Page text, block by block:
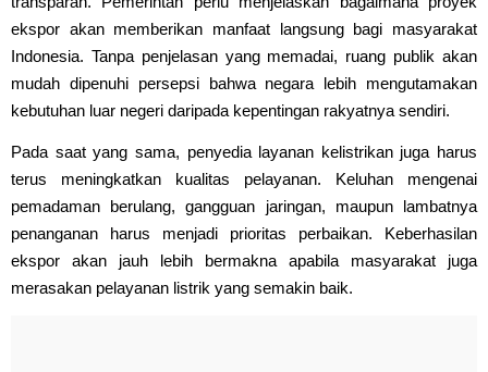
ekspor akan memberikan manfaat langsung bagi masyarakat
Indonesia. Tanpa penjelasan yang memadai, ruang publik akan
mudah dipenuhi persepsi bahwa negara lebih mengutamakan
kebutuhan luar negeri daripada kepentingan rakyatnya sendiri.
Pada saat yang sama, penyedia layanan kelistrikan juga harus
terus meningkatkan kualitas pelayanan. Keluhan mengenai
pemadaman berulang, gangguan jaringan, maupun lambatnya
penanganan harus menjadi prioritas perbaikan. Keberhasilan
ekspor akan jauh lebih bermakna apabila masyarakat juga
merasakan pelayanan listrik yang semakin baik.